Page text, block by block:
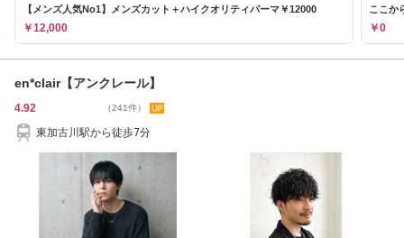
【メンズ人気No1】メンズカット＋ハイクオリティパーマ￥12000
￥12,000
ここか
￥0
en*clair【アンクレール】
4.92 （241件）
東加古川駅から徒歩7分